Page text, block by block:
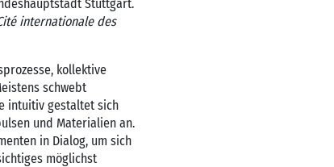
Stuttgart.
internationale des
kollektive
schwebt
intuitiv gestaltet sich
und Materialien an.
in Dialog, um sich
möglichst